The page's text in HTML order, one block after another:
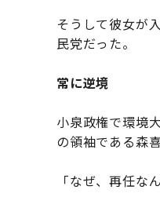
そうして彼女が
民党だった。
常に逆境
小泉政権で環境
の領袖である森
「なぜ、再任な